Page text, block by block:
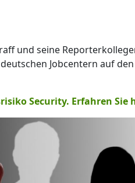
und seine
Jobcentern auf
Security. Erfahren Sie